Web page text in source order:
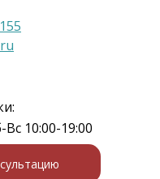
Вс 10:00-19:00